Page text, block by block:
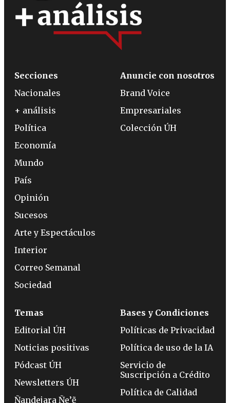
Secciones
Nacionales
+ análisis
Política
Economía
Mundo
País
Opinión
Sucesos
Arte y Espectáculos
Interior
Correo Semanal
Sociedad
Anuncie con nosotros
Brand Voice
Empresariales
Colección ÚH
Temas
Editorial ÚH
Noticias positivas
Pódcast ÚH
Newsletters ÚH
Ñandejara Ñe’ẽ
Bases y Condiciones
Políticas de Privacidad
Política de uso de la IA
Servicio de
Suscripción a Crédito
Política de Calidad